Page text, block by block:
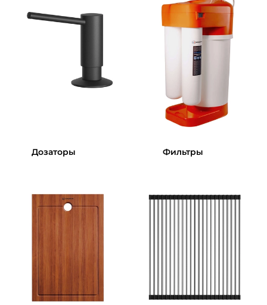
Дозаторы Фильтры